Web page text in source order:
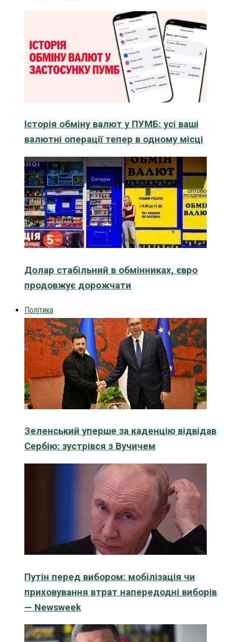
Історія обміну валют у ПУМБ: усі ваші
валютні операції тепер в одному місці
Долар стабільний в обмінниках, євро
продовжує дорожчати
Політика
Зеленський уперше за каденцію відвідав
Сербію: зустрівся з Вучичем
Путін перед вибором: мобілізація чи
приховування втрат напередодні виборів
— Newsweek